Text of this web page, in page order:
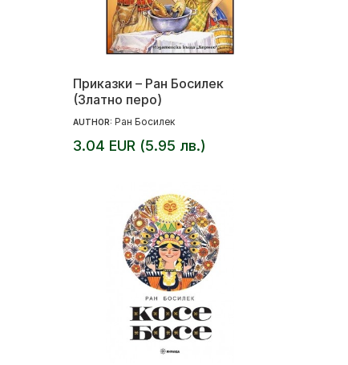
Приказки – Ран Босилек
(Златно перо)
AUTHOR: Ран Босилек
3.04 EUR (5.95 лв.)